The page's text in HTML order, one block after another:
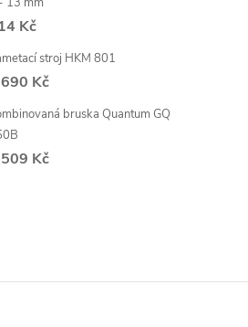
Kč
stroj HKM 801
Kč
bruska Quantum GQ
Kč